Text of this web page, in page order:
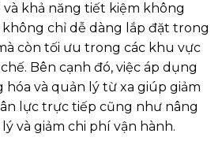
khả năng tiết kiệm không
chỉ dễ dàng lắp đặt trong
còn tối ưu trong các khu vực
Bên cạnh đó, việc áp dụng
và quản lý từ xa giúp giảm
lực trực tiếp cũng như nâng
và giảm chi phí vận hành.